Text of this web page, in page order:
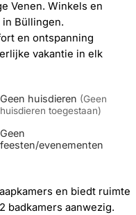
Venen. Winkels en
Büllingen.
en ontspanning
vakantie in elk
Geen huisdieren (Geen
huisdieren toegestaan)
Geen
feesten/evenementen
en biedt ruimte
badkamers aanwezig.